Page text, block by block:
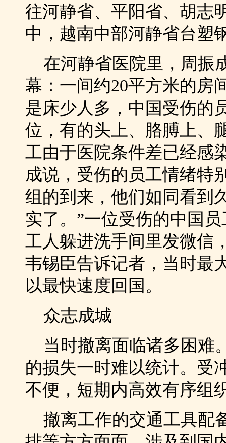
往河静省、平阳省、胡志
中，越南中部河静省台塑
在河静省医院里，周振
幕：一间约20平方米的房
是床少人多，中国受伤的
位，有的头上、胳膊上、
工由于医院条件差已经感
成说，受伤的员工情绪特
组的到来，他们如同看到
实了。”一位受伤的中国
工人躲进洗手间里发微信
韦锡臣告诉记者，当时最
以最快速度回国。
众志成城
当时撤离面临诸多困难
的损失一时难以统计。受
不便，短期内高效有序组
撤离工作的交通工具配